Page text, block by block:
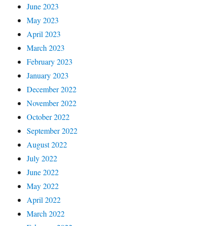
June 2023
May 2023
April 2023
March 2023
February 2023
January 2023
December 2022
November 2022
October 2022
September 2022
August 2022
July 2022
June 2022
May 2022
April 2022
March 2022